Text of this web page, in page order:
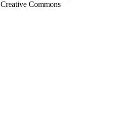
Creative Commons